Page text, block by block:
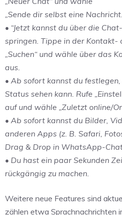
„Sende dir selbst eine
• “Jetzt kannst du über die
springen. Tippe in der Kontakt-
„Suchen“ und wähle über das
aus.
• Ab sofort kannst du
Status sehen kann. Rufe
auf und wähle „Zuletzt online/
• Ab sofort kannst du Bilder,
anderen Apps (z. B. Safari,
Drag & Drop in WhatsApp-
• Du hast ein paar Sekunden
rückgängig zu machen.
Weitere neue Features sind
zählen etwa Sprachnachrichten